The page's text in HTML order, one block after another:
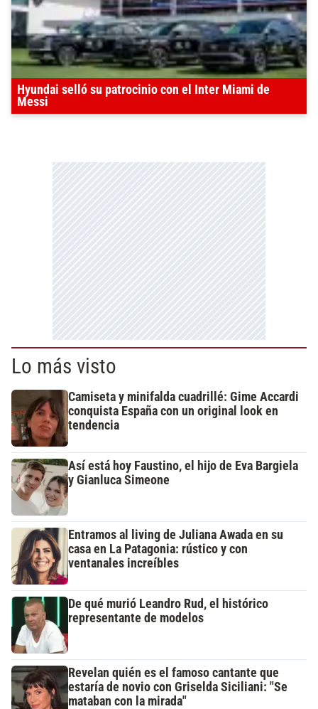
Hyundai selló su patrocinio con el Inter Miami de
Messi
Lo más visto
Camiseta y minifalda cuadrillé: Gime Accardi
conquista España con un original look en
tendencia
Así está hoy Faustino, el hijo de Eva Bargiela
y Gianluca Simeone
Entramos al living de Juliana Awada en su
casa en La Patagonia: rústico y con
ventanales increíbles
De qué murió Leandro Rud, el histórico
representante de modelos
Revelan quién es el famoso cantante que
estaría de novio con Griselda Siciliani: "Se
mataban con la mirada"